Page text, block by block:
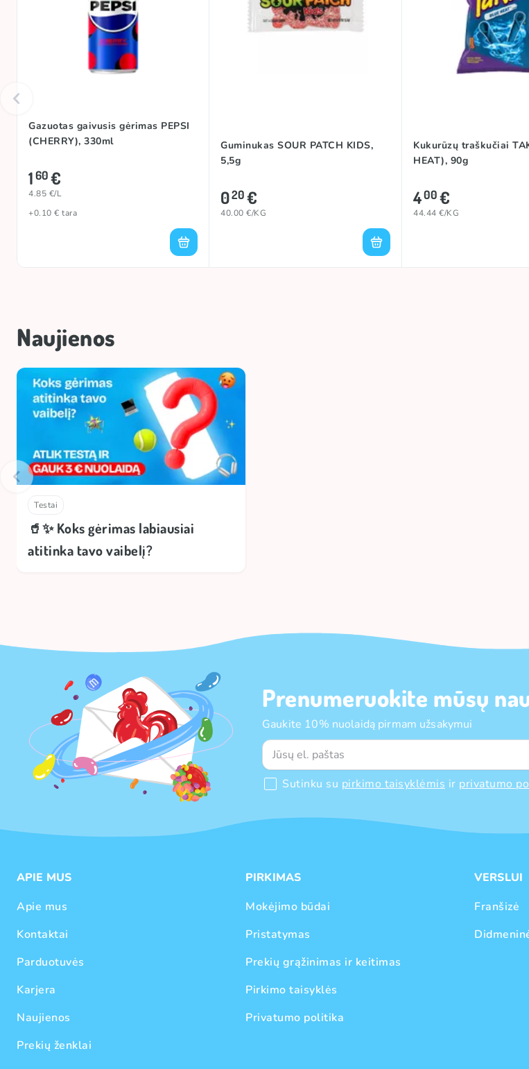
Gazuotas gaivusis gėrimas PEPSI
(CHERRY), 330ml
160€
4.85 €/L
+0.10 € tara
Guminukas SOUR PATCH KIDS,
5,5g
020€
40.00 €/KG
Kukurūzų traškučiai
HEAT), 90g
400€
44.44 €/KG
Naujienos
Testai
🥤✨ Koks gėrimas labiausiai
atitinka tavo vaibelį?
Prenumeruokite mūsų
Gaukite 10% nuolaidą pirmam užsakymui
Sutinku su pirkimo taisyklėmis ir privatumo
APIE MUS
Apie mus
Kontaktai
Parduotuvės
Karjera
Naujienos
Prekių ženklai
PIRKIMAS
Mokėjimo būdai
Pristatymas
Prekių grąžinimas ir keitimas
Pirkimo taisyklės
Privatumo politika
VERSLUI
Franšizė